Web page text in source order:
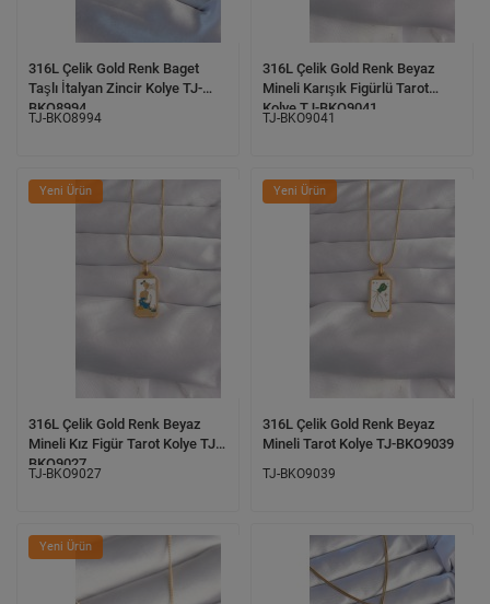
316L Çelik Gold Renk Baget
Taşlı İtalyan Zincir Kolye TJ-
BKO8994
TJ-BKO8994
316L Çelik Gold Renk Beyaz
Mineli Karışık Figürlü Tarot
Kolye TJ-BKO9041
TJ-BKO9041
Yeni Ürün
316L Çelik Gold Renk Beyaz
Mineli Kız Figür Tarot Kolye TJ-
BKO9027
TJ-BKO9027
Yeni Ürün
316L Çelik Gold Renk Beyaz
Mineli Tarot Kolye TJ-BKO9039
TJ-BKO9039
Yeni Ürün